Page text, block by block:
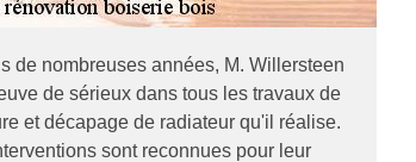
de nombreuses années, M. Willersteen
de sérieux dans tous les travaux de
et décapage de radiateur qu'il réalise.
sont reconnues pour leur